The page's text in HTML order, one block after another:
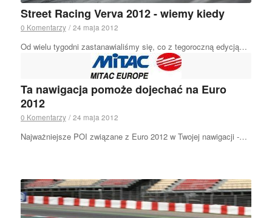
Street Racing Verva 2012 - wiemy kiedy
0 Komentarzy / 24 maja 2012
Od wielu tygodni zastanawialiśmy się, co z tegoroczną edycją…
Ta nawigacja pomoże dojechać na Euro
2012
0 Komentarzy / 24 maja 2012
Najważniejsze POI związane z Euro 2012 w Twojej nawigacji -…